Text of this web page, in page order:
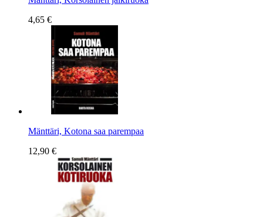
4,65 €
Mänttäri, Kotona saa parempaa
12,90 €